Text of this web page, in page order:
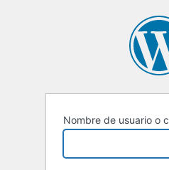
Nombre de usuario o